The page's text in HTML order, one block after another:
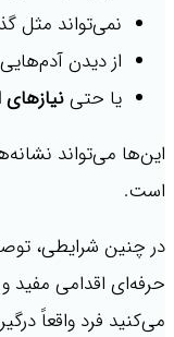
نمی‌تواند مثل
از دیدن
یا حتینیازهای
این‌ها می‌تواند
است.
در چنین شرایطی،
حرفه‌ای اقدامی
می‌کنید فرد واقعاً